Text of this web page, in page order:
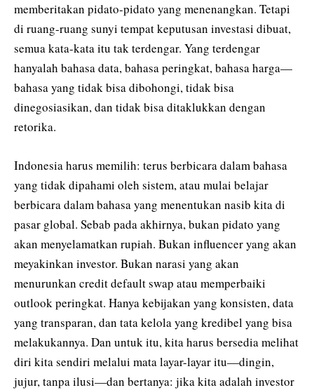
memberitakan pidato-pidato yang menenangkan. Tetapi
di ruang-ruang sunyi tempat keputusan investasi dibuat,
semua kata-kata itu tak terdengar. Yang terdengar
hanyalah bahasa data, bahasa peringkat, bahasa harga—
bahasa yang tidak bisa dibohongi, tidak bisa
dinegosiasikan, dan tidak bisa ditaklukkan dengan
retorika.
Indonesia harus memilih: terus berbicara dalam bahasa
yang tidak dipahami oleh sistem, atau mulai belajar
berbicara dalam bahasa yang menentukan nasib kita di
pasar global. Sebab pada akhirnya, bukan pidato yang
akan menyelamatkan rupiah. Bukan influencer yang akan
meyakinkan investor. Bukan narasi yang akan
menurunkan credit default swap atau memperbaiki
outlook peringkat. Hanya kebijakan yang konsisten, data
yang transparan, dan tata kelola yang kredibel yang bisa
melakukannya. Dan untuk itu, kita harus bersedia melihat
diri kita sendiri melalui mata layar-layar itu—dingin,
jujur, tanpa ilusi—dan bertanya: jika kita adalah investor